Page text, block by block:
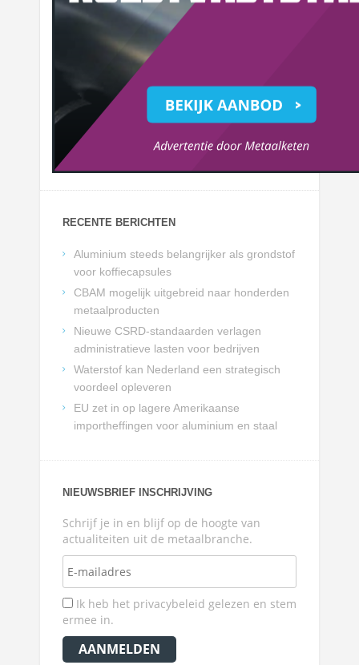
RECENTE BERICHTEN
Aluminium steeds belangrijker als grondstof
voor koffiecapsules
CBAM mogelijk uitgebreid naar honderden
metaalproducten
Nieuwe CSRD-standaarden verlagen
administratieve lasten voor bedrijven
Waterstof kan Nederland een strategisch
voordeel opleveren
EU zet in op lagere Amerikaanse
importheffingen voor aluminium en staal
NIEUWSBRIEF INSCHRIJVING
Schrijf je in en blijf op de hoogte van
actualiteiten uit de metaalbranche.
Ik heb het privacybeleid gelezen en stem
ermee in.